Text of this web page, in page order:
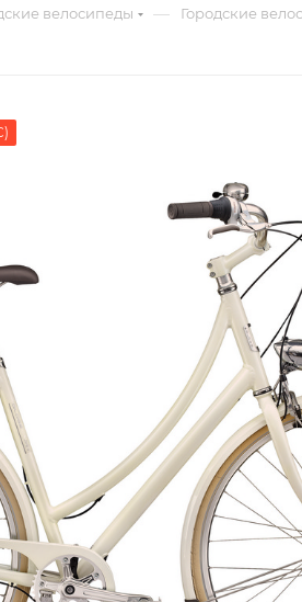
велосипеды — Городские